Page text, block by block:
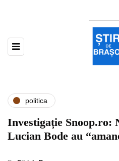
politica
Investigație Snoop.ro:
Lucian Bode au